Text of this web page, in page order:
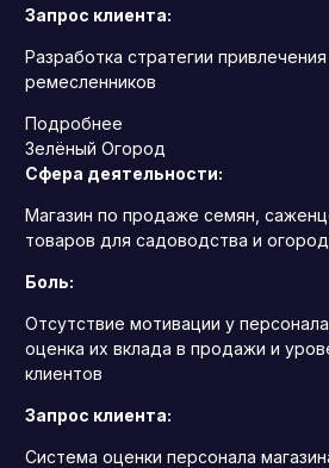
Запрос клиента:
Разработка стратегии
ремесленников
Подробнее
Зелёный Огород
Сфера деятельности:
Магазин по продаже семян,
товаров для садоводства и
Боль:
Отсутствие мотивации у
оценка их вклада в продажи и
клиентов
Запрос клиента:
Система оценки персонала